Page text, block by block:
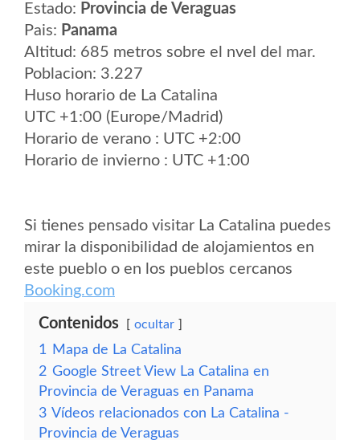
Estado: Provincia de Veraguas
Pais: Panama
Altitud: 685 metros sobre el nvel del mar.
Poblacion: 3.227
Huso horario de La Catalina
UTC +1:00 (Europe/Madrid)
Horario de verano : UTC +2:00
Horario de invierno : UTC +1:00
Si tienes pensado visitar La Catalina puedes
mirar la disponibilidad de alojamientos en
este pueblo o en los pueblos cercanos
Booking.com
Contenidos ocultar
1
Mapa de La Catalina
2 Google Street View La Catalina en
Provincia de Veraguas en Panama
3 Vídeos relacionados con La Catalina -
Provincia de Veraguas